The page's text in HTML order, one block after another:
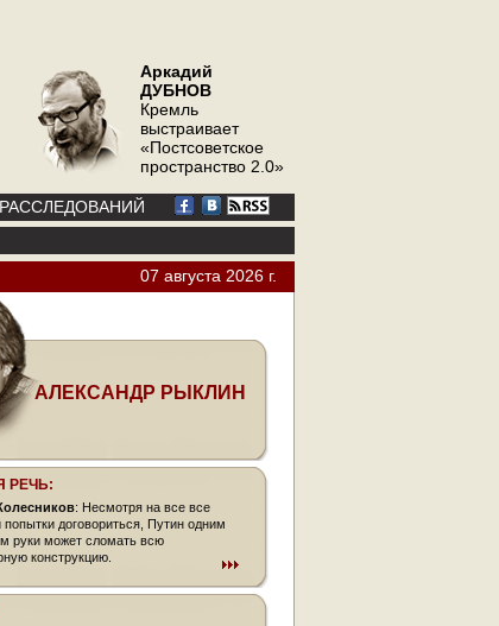
Аркадий
ДУБНОВ
Кремль
выстраивает
«Постсоветское
пространство 2.0»
07 августа 2026 г.
АЛЕКСАНДР РЫКЛИН
РЕЧЬ:
: Несмотря на все все
попытки договориться, Путин одним
руки может сломать всю
конструкцию.